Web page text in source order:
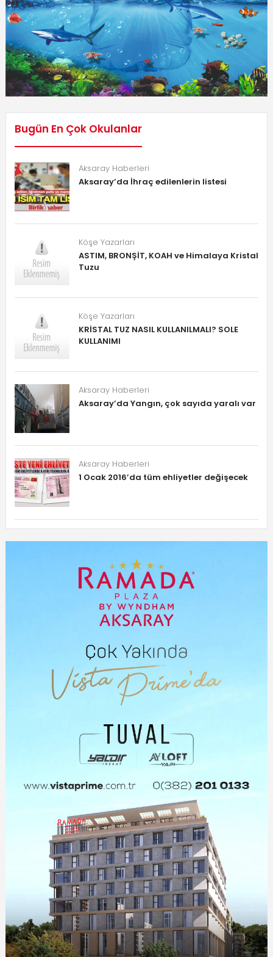
Bugün En Çok Okulanlar
Aksaray Haberleri
Aksaray’da İhraç edilenlerin listesi
Köşe Yazarları
ASTIM, BRONŞİT, KOAH ve Himalaya Kristal
Tuzu
Köşe Yazarları
KRİSTAL TUZ NASIL KULLANILMALI? SOLE
KULLANIMI
Aksaray Haberleri
Aksaray’da Yangın, çok sayıda yaralı var
Aksaray Haberleri
1 Ocak 2016’da tüm ehliyetler değişecek